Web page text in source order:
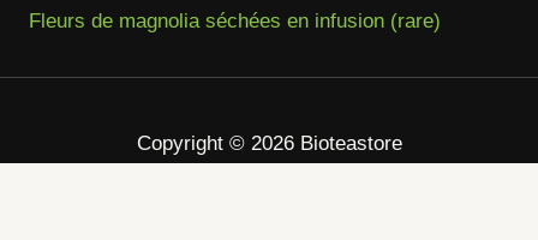
Fleurs de magnolia séchées en infusion (rare)
Copyright © 2026 Bioteastore